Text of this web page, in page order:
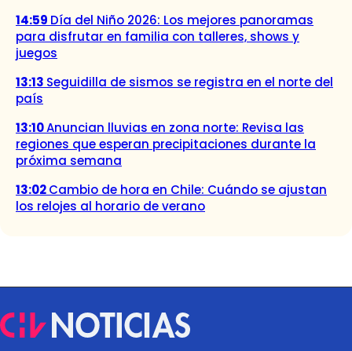
14:59 Día del Niño 2026: Los mejores panoramas
para disfrutar en familia con talleres, shows y
juegos
13:13 Seguidilla de sismos se registra en el norte del
país
13:10Anuncian lluvias en zona norte: Revisa las
regiones que esperan precipitaciones durante la
próxima semana
13:02Cambio de hora en Chile: Cuándo se ajustan
los relojes al horario de verano